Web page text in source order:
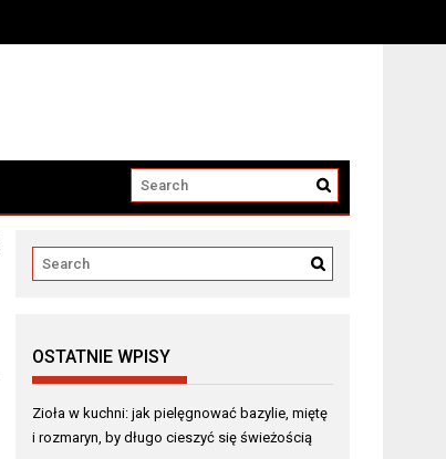
OSTATNIE WPISY
Zioła w kuchni: jak pielęgnować bazylie, miętę
i rozmaryn, by długo cieszyć się świeżością